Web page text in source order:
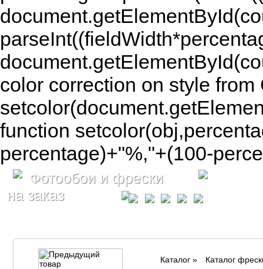
color correction on style
function
percentage)+"%,"+(100-
Фотообои и фрески
на заказ
Каталог» Каталог